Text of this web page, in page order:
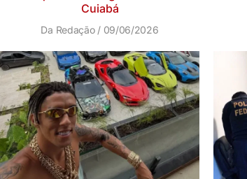
Cuiabá
Da Redação 09/06/2026